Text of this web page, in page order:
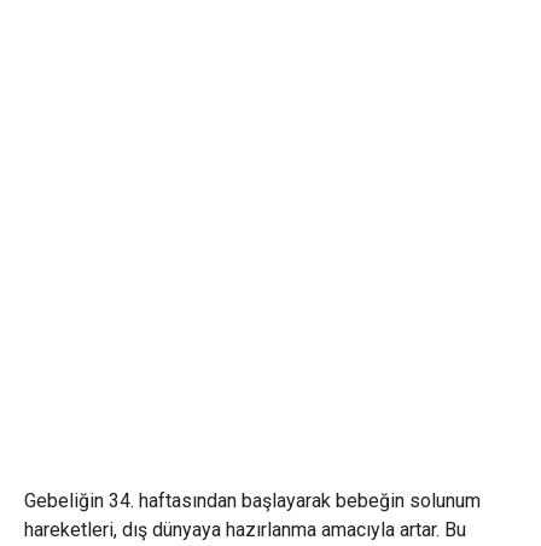
Gebeliğin 34. haftasından başlayarak bebeğin solunum
hareketleri, dış dünyaya hazırlanma amacıyla artar. Bu